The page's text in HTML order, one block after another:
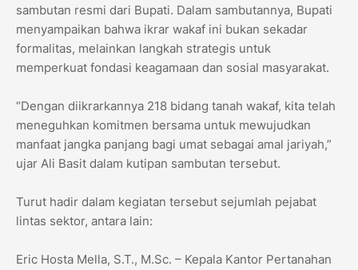
sambutan resmi dari Bupati. Dalam sambutannya, Bupati
menyampaikan bahwa ikrar wakaf ini bukan sekadar
formalitas, melainkan langkah strategis untuk
memperkuat fondasi keagamaan dan sosial masyarakat.
“Dengan diikrarkannya 218 bidang tanah wakaf, kita telah
meneguhkan komitmen bersama untuk mewujudkan
manfaat jangka panjang bagi umat sebagai amal jariyah,”
ujar Ali Basit dalam kutipan sambutan tersebut.
Turut hadir dalam kegiatan tersebut sejumlah pejabat
lintas sektor, antara lain:
Eric Hosta Mella, S.T., M.Sc. – Kepala Kantor Pertanahan